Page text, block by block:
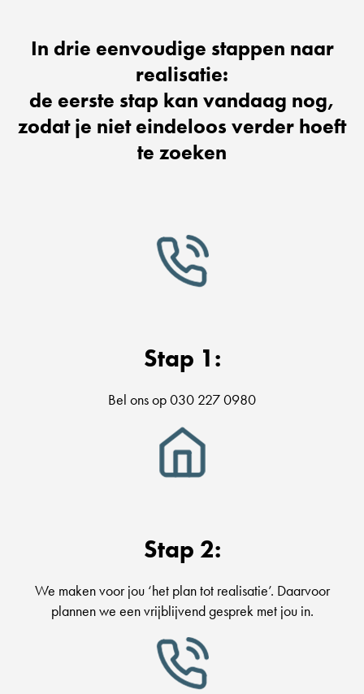
In drie eenvoudige stappen naar
realisatie:
de eerste stap kan vandaag nog,
zodat je niet eindeloos verder hoeft
te zoeken
Stap 1:
Bel ons op 030 227 0980
Stap 2:
We maken voor jou ‘het plan tot realisatie’. Daarvoor
plannen we een vrijblijvend gesprek met jou in.